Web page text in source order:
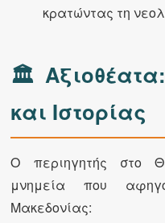
κρατώντας τη
🏛️
και Ιστορίας
Ο περιηγητής στο
μνημεία που
Μακεδονίας: